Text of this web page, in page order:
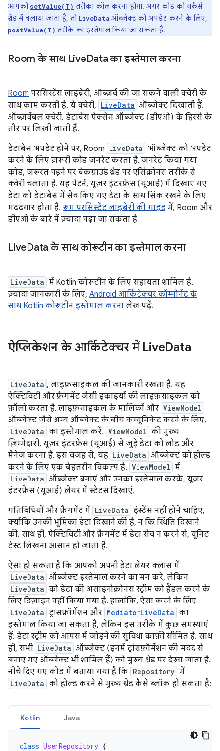
आपको setValue(T) तरीका कॉल करना होगा. अगर कोड को वर्कर्स
थ्रेड में चलाया जाता है, तो LiveData ऑब्जेक्ट को अपडेट करने के लिए,
postValue(T) तरीके का इस्तेमाल किया जा सकता है.
Room के साथ LiveData का इस्तेमाल करना
Room परसिस्टेंस लाइब्रेरी, ऑब्ज़र्व की जा सकने वाली क्वेरी के
साथ काम करती है. ये क्वेरी, LiveData ऑब्जेक्ट दिखाती हैं.
ऑब्ज़र्वेबल क्वेरी, डेटाबेस ऐक्सेस ऑब्जेक्ट (डीएओ) के हिस्से के
तौर पर लिखी जाती हैं.
डेटाबेस अपडेट होने पर, Room LiveData ऑब्जेक्ट को अपडेट
करने के लिए ज़रूरी कोड जनरेट करता है. जनरेट किया गया
कोड, ज़रूरत पड़ने पर बैकग्राउंड थ्रेड पर एसिंक्रोनस तरीके से
क्वेरी चलाता है. यह पैटर्न, यूज़र इंटरफ़ेस (यूआई) में दिखाए गए
डेटा को डेटाबेस में सेव किए गए डेटा के साथ सिंक रखने के लिए
मददगार होता है. रूम परसिस्टेंट लाइब्रेरी की गाइड में, Room और
डीएओ के बारे में ज़्यादा पढ़ा जा सकता है.
LiveData के साथ कोरूटीन का इस्तेमाल करना
LiveData में Kotlin कोरूटीन के लिए सहायता शामिल है.
ज़्यादा जानकारी के लिए, Android आर्किटेक्चर कॉम्पोनेंट के
साथ Kotlin कोरूटीन इस्तेमाल करना लेख पढ़ें.
ऐप्लिकेशन के आर्किटेक्चर में LiveData
LiveData , लाइफ़साइकल की जानकारी रखता है. यह
ऐक्टिविटी और फ़्रैगमेंट जैसी इकाइयों की लाइफ़साइकल को
फ़ॉलो करता है. लाइफ़साइकल के मालिकों और ViewModel
ऑब्जेक्ट जैसे अन्य ऑब्जेक्ट के बीच कम्यूनिकेट करने के लिए,
LiveData का इस्तेमाल करें. ViewModel की मुख्य
ज़िम्मेदारी, यूज़र इंटरफ़ेस (यूआई) से जुड़े डेटा को लोड और
मैनेज करना है. इस वजह से, यह LiveData ऑब्जेक्ट को होल्ड
करने के लिए एक बेहतरीन विकल्प है. ViewModel में
LiveData ऑब्जेक्ट बनाएं और उनका इस्तेमाल करके, यूज़र
इंटरफ़ेस (यूआई) लेयर में स्टेटस दिखाएं.
गतिविधियों और फ़्रैगमेंट में LiveData इंस्टेंस नहीं होने चाहिए,
क्योंकि उनकी भूमिका डेटा दिखाने की है, न कि स्थिति दिखाने
की. साथ ही, ऐक्टिविटी और फ़्रैगमेंट में डेटा सेव न करने से, यूनिट
टेस्ट लिखना आसान हो जाता है.
ऐसा हो सकता है कि आपको अपनी डेटा लेयर क्लास में
LiveData ऑब्जेक्ट इस्तेमाल करने का मन करे, लेकिन
LiveData को डेटा की असाइनोक्रोनस स्ट्रीम को हैंडल करने के
लिए डिज़ाइन नहीं किया गया है. हालांकि, ऐसा करने के लिए
LiveData ट्रांसफ़ॉर्मेशन और MediatorLiveData का
इस्तेमाल किया जा सकता है, लेकिन इस तरीके में कुछ समस्याएं
हैं: डेटा स्ट्रीम को आपस में जोड़ने की सुविधा काफ़ी सीमित है. साथ
ही, सभी LiveData ऑब्जेक्ट (इनमें ट्रांसफ़ॉर्मेशन की मदद से
बनाए गए ऑब्जेक्ट भी शामिल हैं) को मुख्य थ्रेड पर देखा जाता है.
नीचे दिए गए कोड में बताया गया है कि Repository में
LiveData को होल्ड करने से मुख्य थ्रेड कैसे ब्लॉक हो सकता है:
Kotlin Java
class UserRepository {